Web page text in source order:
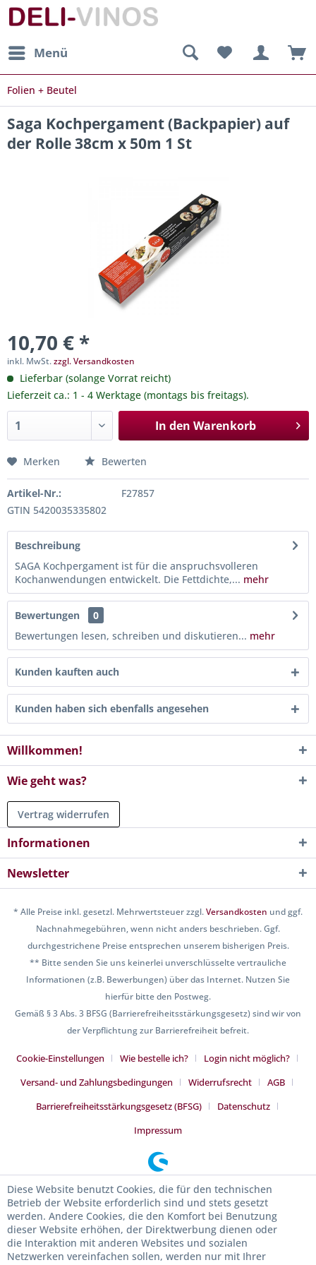
Menü
Folien + Beutel
Saga Kochpergament (Backpapier) auf
der Rolle 38cm x 50m 1 St
10,70 € *
inkl. MwSt.zzgl. Versandkosten
Lieferbar (solange Vorrat reicht)
Lieferzeit ca.: 1 - 4 Werktage (montags bis freitags).
In den Warenkorb
Merken Bewerten
Artikel-Nr.:
F27857
GTIN 5420035335802
Beschreibung
SAGA Kochpergament ist für die anspruchsvolleren
Kochanwendungen entwickelt. Die Fettdichte,... mehr
Bewertungen
0
Bewertungen lesen, schreiben und diskutieren... mehr
Kunden kauften auch
Kunden haben sich ebenfalls angesehen
Willkommen!
Wie geht was?
Vertrag widerrufen
Informationen
Newsletter
* Alle Preise inkl. gesetzl. Mehrwertsteuer zzgl.Versandkosten und ggf.
Nachnahmegebühren, wenn nicht anders beschrieben. Ggf.
durchgestrichene Preise entsprechen unserem bisherigen Preis.
** Bitte senden Sie uns keinerlei unverschlüsselte vertrauliche
Informationen (z.B. Bewerbungen) über das Internet. Nutzen Sie
hierfür bitte den Postweg.
Gemäß § 3 Abs. 3 BFSG (Barrierefreiheitsstärkungsgesetz) sind wir von
der Verpflichtung zur Barrierefreiheit befreit.
Cookie-Einstellungen Wie bestelle ich?
Login nicht möglich?
Versand- und Zahlungsbedingungen
Widerrufsrecht
AGB
Barrierefreiheitsstärkungsgesetz (BFSG)
Datenschutz
Impressum
Diese Website benutzt Cookies, die für den technischen
Betrieb der Website erforderlich sind und stets gesetzt
werden. Andere Cookies, die den Komfort bei Benutzung
dieser Website erhöhen, der Direktwerbung dienen oder
die Interaktion mit anderen Websites und sozialen
Netzwerken vereinfachen sollen, werden nur mit Ihrer